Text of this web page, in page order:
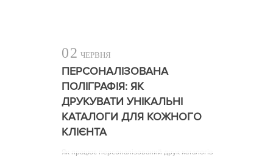
02 ЧЕРВНЯ
ПЕРСОНАЛІЗОВАНА
ПОЛІГРАФІЯ: ЯК
ДРУКУВАТИ УНІКАЛЬНІ
КАТАЛОГИ ДЛЯ КОЖНОГО
КЛІЄНТА
Як працює персоналізований друк каталогів